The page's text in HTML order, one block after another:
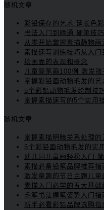
随机文章
彩铅保存的艺术 延长色
书法入门到精通 硬笔技
从零开始掌握素描静物画
素描速写训练技巧从入门
绘画面的表现和概念
儿童简笔画100例 激发
掌握彩铅画动物毛发的艺
5个彩铅动物毛发绘制技
掌握素描速写的5个实用
随机文章
掌握素描明暗关系处理的
5个彩铅画动物毛发的实
幼儿园儿童画轻松入门
素描必备铅笔品牌推荐指
激发童趣的节日主题儿童
素描入门必学的五大基础
毛笔书法握笔姿势入门
新手必看彩铅品牌选购指